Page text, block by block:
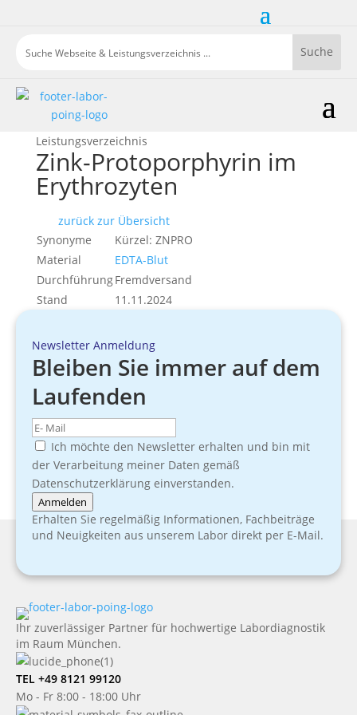
Leistungsverzeichnis
Zink-Protoporphyrin im
Erythrozyten
zurück zur Übersicht
Synonyme
Kürzel: ZNPRO
Material
EDTA-Blut
DurchführungFremdversand
Stand
11.11.2024
Newsletter Anmeldung
Bleiben Sie immer auf dem
Laufenden
Ich möchte den Newsletter erhalten und bin mit
der Verarbeitung meiner Daten gemäß
Datenschutzerklärung einverstanden.
Anmelden
Erhalten Sie regelmäßig Informationen, Fachbeiträge
und Neuigkeiten aus unserem Labor direkt per E-Mail.
Ihr zuverlässiger Partner für hochwertige Labordiagnostik
im Raum München.
TEL +49 8121 99120
Mo - Fr 8:00 - 18:00 Uhr